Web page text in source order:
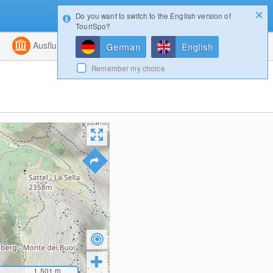
Kombiniert
Ausflugsziele Magazin
1,501m
Login
Do you want to switch to the English version of
TouriSpo?
German English
Remember my choice
Konfigurator Gewinnspiele